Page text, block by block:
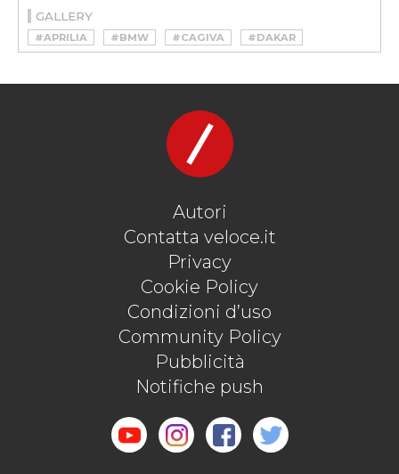
GALLERY
#APRILIA #BMW #CAGIVA
#DAKAR
#HONDA
#KTM
#OFFROAD
Autori
Contatta veloce.it
Privacy
Cookie Policy
Condizioni d’uso
Community Policy
Pubblicità
Notifiche push